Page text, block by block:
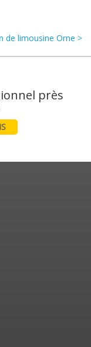
de limousine Orne >
près